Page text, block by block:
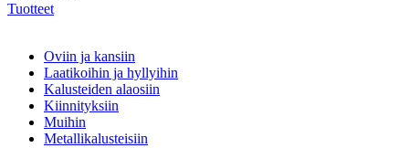
Tuotteet
Oviin ja kansiin
Laatikoihin ja hyllyihin
Kalusteiden alaosiin
Kiinnityksiin
Muihin
Metallikalusteisiin